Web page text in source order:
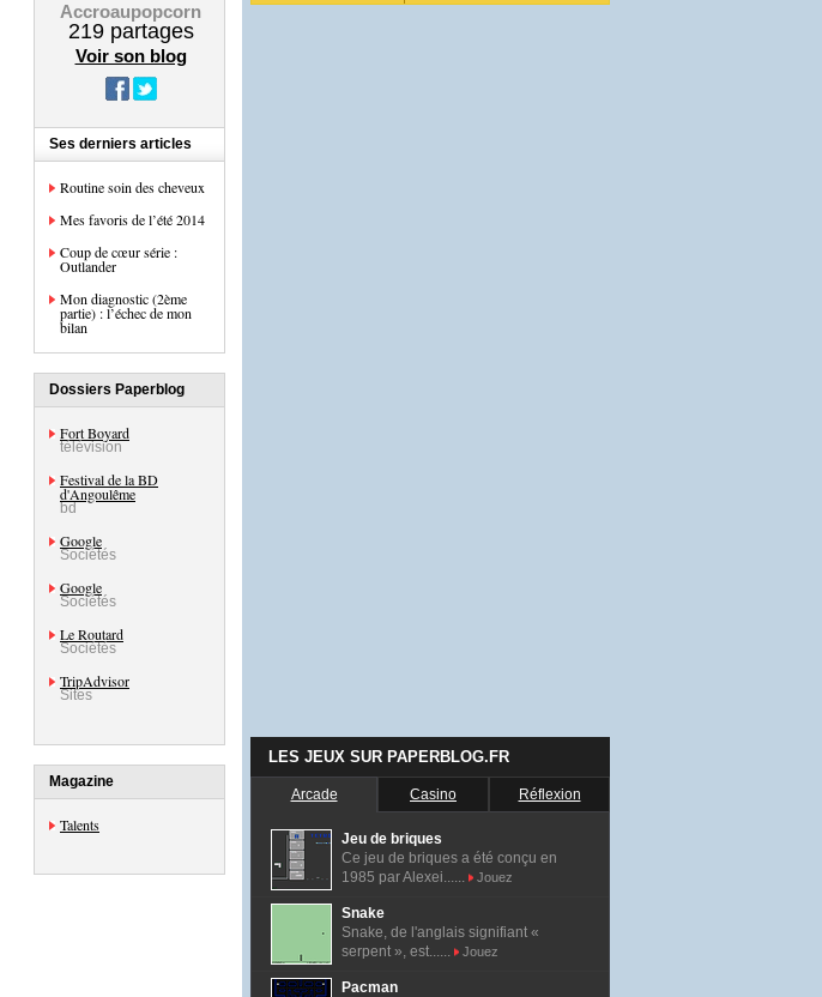
Accroaupopcorn
219partages
Voir son blog
Ses derniers articles
Routine soin des cheveux
Mes favoris de l’été 2014
Coup de cœur série :
Outlander
Mon diagnostic (2ème
partie) : l’échec de mon
bilan
Dossiers Paperblog
Fort Boyard
télévision
Festival de la BD
d'Angoulême
bd
Google
Sociétés
Google
Sociétés
Le Routard
Sociétés
TripAdvisor
Sites
Magazine
Talents
LES JEUX SUR PAPERBLOG.FR
Arcade Casino Réflexion
Jeu de briques
Ce jeu de briques a été conçu en
1985 par Alexei......
Jouez
Snake
Snake, de l'anglais signifiant «
serpent », est......
Jouez
Pacman